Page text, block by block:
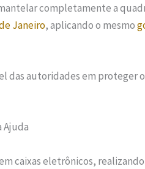
completamente a
Janeiro, aplicando o mesmo
das autoridades em proteger
Ajuda
caixas eletrônicos,